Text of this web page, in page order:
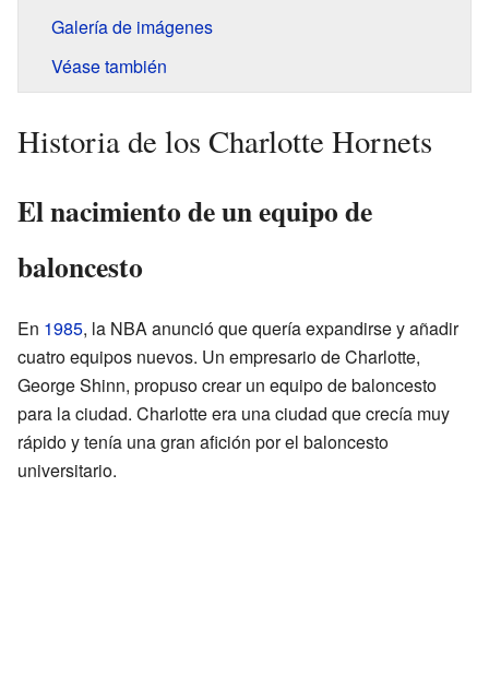
Galería de imágenes
Véase también
Historia de los Charlotte Hornets
El nacimiento de un equipo de
baloncesto
En 1985, la NBA anunció que quería expandirse y añadir
cuatro equipos nuevos. Un empresario de Charlotte,
George Shinn, propuso crear un equipo de baloncesto
para la ciudad. Charlotte era una ciudad que crecía muy
rápido y tenía una gran afición por el baloncesto
universitario.